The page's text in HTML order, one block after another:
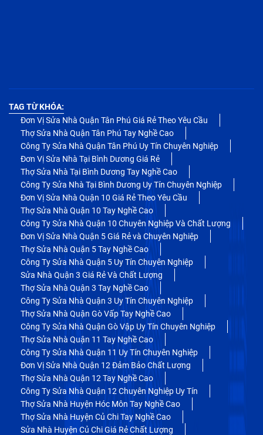
TAG TỪ KHÓA:
Đơn Vị Sửa Nhà Quận Tân Phú Giá Rẻ Theo Yêu Cầu
Thợ Sửa Nhà Quận Tân Phú Tay Nghề Cao
Công Ty Sửa Nhà Quận Tân Phú Uy Tín Chuyên Nghiệp
Đơn Vị Sửa Nhà Tại Bình Dương Giá Rẻ
Thợ Sửa Nhà Tại Bình Dương Tay Nghề Cao
Công Ty Sửa Nhà Tại Bình Dương Uy Tín Chuyên Nghiệp
Đơn Vị Sửa Nhà Quận 10 Giá Rẻ Theo Yêu Cầu
Thợ Sửa Nhà Quận 10 Tay Nghề Cao
Công Ty Sửa Nhà Quận 10 Chuyên Nghiệp Và Chất Lượng
Đơn Vị Sửa Nhà Quận 5 Giá Rẻ và Chuyên Nghiệp
Thợ Sửa Nhà Quận 5 Tay Nghề Cao
Công Ty Sửa Nhà Quận 5 Uy Tín Chuyên Nghiệp
Sửa Nhà Quận 3 Giá Rẻ Và Chất Lượng
Thợ Sửa Nhà Quận 3 Tay Nghề Cao
Công Ty Sửa Nhà Quận 3 Uy Tín Chuyên Nghiệp
Thợ Sửa Nhà Quận Gò Vấp Tay Nghề Cao
Công Ty Sửa Nhà Quận Gò Vập Uy Tín Chuyên Nghiệp
Thợ Sửa Nhà Quận 11 Tay Nghề Cao
Công Ty Sửa Nhà Quận 11 Uy Tín Chuyên Nghiệp
Đơn Vị Sửa Nhà Quận 12 Đảm Bảo Chất Lượng
Thợ Sửa Nhà Quận 12 Tay Nghề Cao
Công Ty Sửa Nhà Quận 12 Chuyên Nghiệp Uy Tín
Thợ Sửa Nhà Huyện Hóc Môn Tay Nghề Cao
Thợ Sửa Nhà Huyện Củ Chi Tay Nghề Cao
Sửa Nhà Huyện Củ Chi Giá Rẻ Chất Lượng